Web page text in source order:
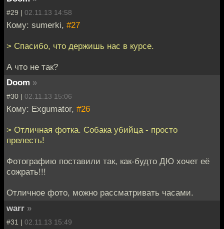
#29 | 02.11.13 14:58
Кому: sumerki, #27
> Спасибо, что держишь нас в курсе.
А что не так?
Doom »
#30 | 02.11.13 15:06
Кому: Exgumator, #26
> Отличная фотка. Собака убийца - просто
прелесть!
Фотографию поставили так, как-будто ДЮ хочет её
сожрать!!!
Отличное фото, можно рассматривать часами.
warr »
#31 | 02.11.13 15:49